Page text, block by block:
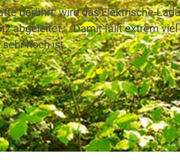
berührt, wird das Elektrische-
abgeleitet. Damit fällt extrem
hoch ist.